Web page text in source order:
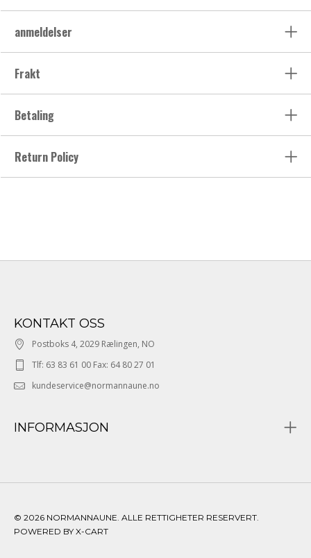
anmeldelser
Frakt
Betaling
Return Policy
KONTAKT OSS
Postboks 4, 2029 Rælingen, NO
Tlf: 63 83 61 00 Fax: 64 80 27 01
kundeservice@normannaune.no
INFORMASJON
© 2026 NORMANNAUNE. ALLE RETTIGHETER RESERVERT.
POWERED BY X-CART